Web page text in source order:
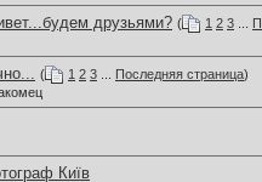
друзьями? ( 1 2 3
( 1 2 3 Последняя страница)
Київ